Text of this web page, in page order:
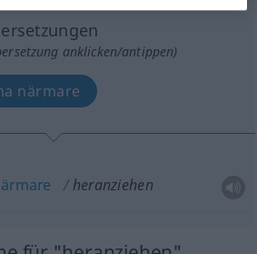
anklicken/antippen)
närmare
heranziehen